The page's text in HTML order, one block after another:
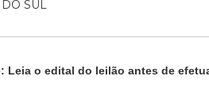
SUL
Leia o edital do leilão antes de